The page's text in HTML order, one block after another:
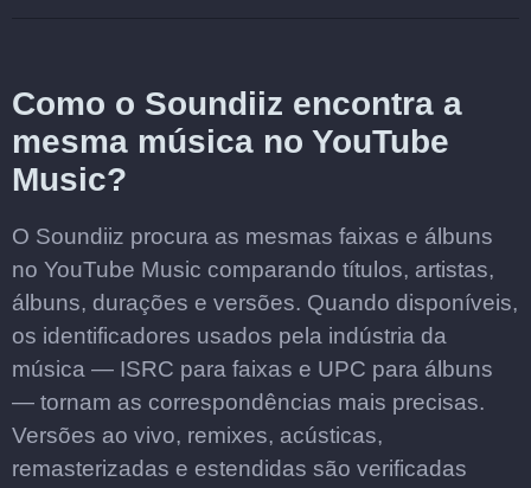
Como o Soundiiz encontra a
mesma música no YouTube
Music?
O Soundiiz procura as mesmas faixas e álbuns
no YouTube Music comparando títulos, artistas,
álbuns, durações e versões. Quando disponíveis,
os identificadores usados pela indústria da
música — ISRC para faixas e UPC para álbuns
— tornam as correspondências mais precisas.
Versões ao vivo, remixes, acústicas,
remasterizadas e estendidas são verificadas